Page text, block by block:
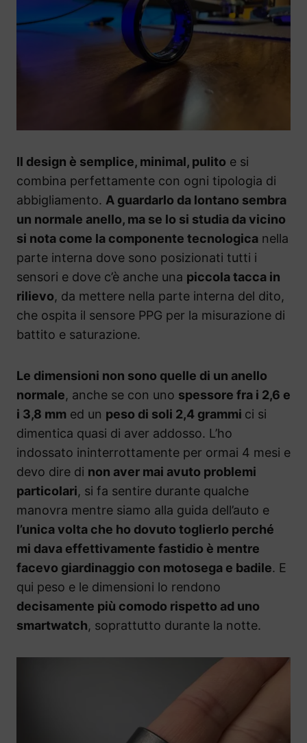
Il design è semplice, minimal, pulito e si
combina perfettamente con ogni tipologia di
abbigliamento. A guardarlo da lontano sembra
un normale anello, ma se lo si studia da vicino
si nota come la componente tecnologica nella
parte interna dove sono posizionati tutti i
sensori e dove c’è anche una piccola tacca in
rilievo, da mettere nella parte interna del dito,
che ospita il sensore PPG per la misurazione di
battito e saturazione.
Le dimensioni non sono quelle di un anello
normale, anche se con uno spessore fra i 2,6 e
i 3,8 mm ed un peso di soli 2,4 grammi ci si
dimentica quasi di aver addosso. L’ho
indossato ininterrottamente per ormai 4 mesi e
devo dire di non aver mai avuto problemi
particolari, si fa sentire durante qualche
manovra mentre siamo alla guida dell’auto e
l’unica volta che ho dovuto toglierlo perché
mi dava effettivamente fastidio è mentre
facevo giardinaggio con motosega e badile. E
qui peso e le dimensioni lo rendono
decisamente più comodo rispetto ad uno
smartwatch, soprattutto durante la notte.